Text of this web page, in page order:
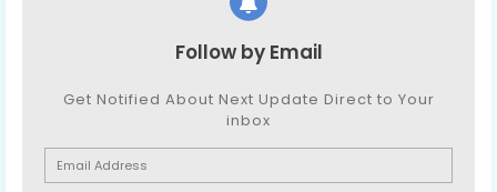
Follow by Email
Get Notified About Next Update Direct to Your
inbox